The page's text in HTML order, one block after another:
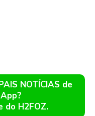
NOTÍCIAS de
do H2FOZ.